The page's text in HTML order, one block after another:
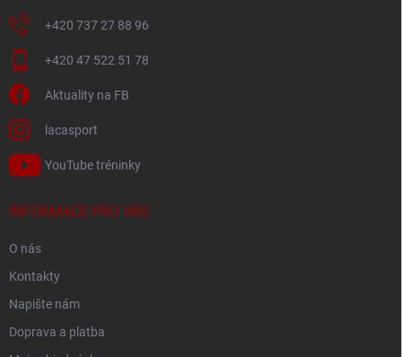
+420 737 27 88 96
+420 47 522 51 78
Aktuality na FB
lacasport
YouTube tréninky
INFORMACE PRO VÁS
O nás
Kontakty
Napište nám
Doprava a platba